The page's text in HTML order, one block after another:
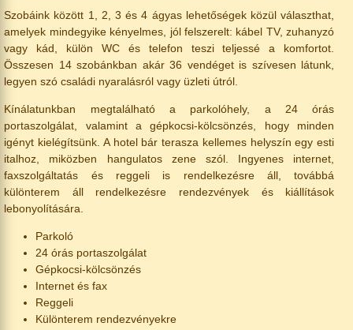
Szobáink között 1, 2, 3 és 4 ágyas lehetőségek közül választhat,
amelyek mindegyike kényelmes, jól felszerelt: kábel TV, zuhanyzó
vagy kád, külön WC és telefon teszi teljessé a komfortot.
Összesen 14 szobánkban akár 36 vendéget is szívesen látunk,
legyen szó családi nyaralásról vagy üzleti útról.
Kínálatunkban megtalálható a parkolóhely, a 24 órás
portaszolgálat, valamint a gépkocsi-kölcsönzés, hogy minden
igényt kielégítsünk. A hotel bár terasza kellemes helyszín egy esti
italhoz, miközben hangulatos zene szól. Ingyenes internet,
faxszolgáltatás és reggeli is rendelkezésre áll, továbbá
különterem áll rendelkezésre rendezvények és kiállítások
lebonyolítására.
Parkoló
24 órás portaszolgálat
Gépkocsi-kölcsönzés
Internet és fax
Reggeli
Különterem rendezvényekre